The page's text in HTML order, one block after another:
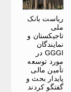
ریاست بانک
ملی
تاجیکستان و
نمایندگان
GGGI در
مورد توسعه
تأمین مالی
پایدار بحث و
گفتگو کردند